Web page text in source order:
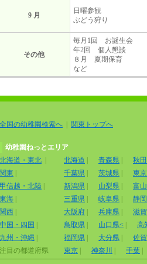
9 月
日曜参観
ぶどう狩り
その他
毎月1回 お誕生会
年2回 個人懇談
８月 夏期保育
など
全国の幼稚園検索へ 関東トップへ
幼稚園ねっとエリア
北海道・東北
北海道 青森県 秋
関東
千葉県 茨城県 東
甲信越・北陸
新潟県 山梨県 富
東海
三重県 岐阜県 静
関西
大阪府 兵庫県 滋
中国・四国
鳥取県 山口県< 高
九州・沖縄
福岡県 大分県 佐
注目の都道府県
東京 神奈川 千葉